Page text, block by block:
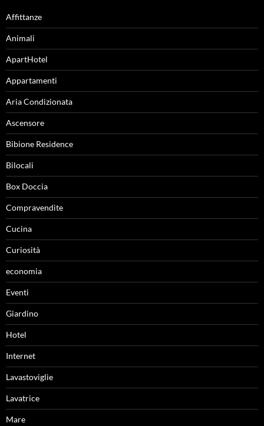
Affittanze
Animali
ApartHotel
Appartamenti
Aria Condizionata
Ascensore
Bibione Residence
Bilocali
Box Doccia
Compravendite
Cucina
Curiosità
economia
Eventi
Giardino
Hotel
Internet
Lavastoviglie
Lavatrice
Mare